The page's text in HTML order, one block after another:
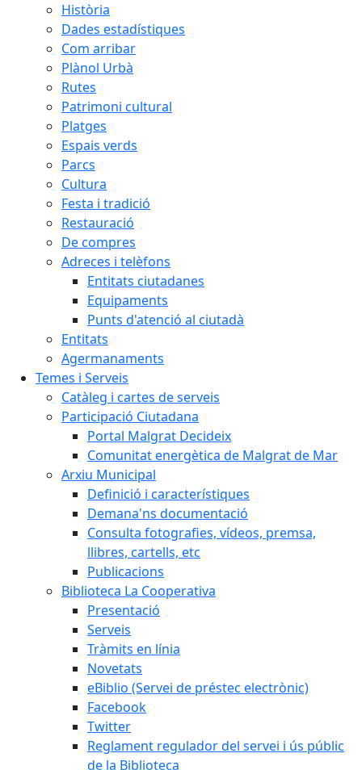
Història
Dades estadístiques
Com arribar
Plànol Urbà
Rutes
Patrimoni cultural
Platges
Espais verds
Parcs
Cultura
Festa i tradició
Restauració
De compres
Adreces i telèfons
Entitats ciutadanes
Equipaments
Punts d'atenció al ciutadà
Entitats
Agermanaments
Temes i Serveis
Catàleg i cartes de serveis
Participació Ciutadana
Portal Malgrat Decideix
Comunitat energètica de Malgrat de Mar
Arxiu Municipal
Definició i característiques
Demana'ns documentació
Consulta fotografies, vídeos, premsa,
llibres, cartells, etc
Publicacions
Biblioteca La Cooperativa
Presentació
Serveis
Tràmits en línia
Novetats
eBiblio (Servei de préstec electrònic)
Facebook
Twitter
Reglament regulador del servei i ús públic
de la Biblioteca